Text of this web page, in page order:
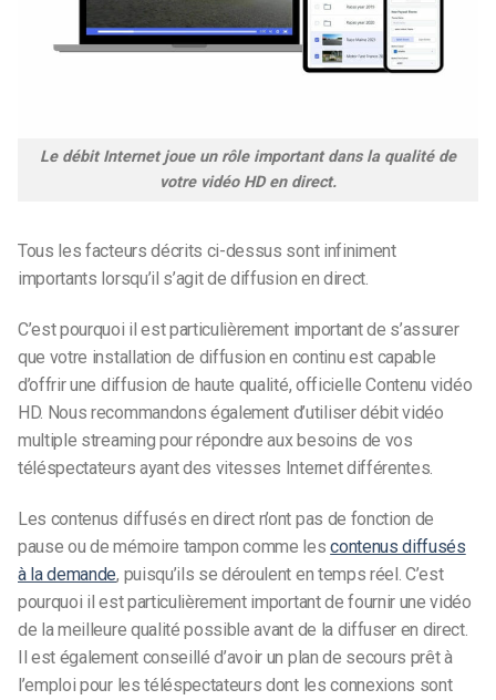
Le débit Internet joue un rôle important dans la qualité de
votre vidéo HD en direct.
Tous les facteurs décrits ci-dessus sont infiniment
importants lorsqu’il s’agit de diffusion en direct.
C’est pourquoi il est particulièrement important de s’assurer
que votre installation de diffusion en continu est capable
d’offrir une diffusion de haute qualité, officielleContenu vidéo
HD. Nous recommandons également d’utiliserdébit vidéo
multiple streaming pour répondre aux besoins de vos
téléspectateurs ayant des vitesses Internet différentes.
Les contenus diffusés en direct n’ont pas de fonction de
pause ou de mémoire tampon comme lescontenus diffusés
à la demande, puisqu’ils se déroulent en temps réel. C’est
pourquoi il est particulièrement important de fournir une vidéo
de la meilleure qualité possible avant de la diffuser en direct.
Il est également conseillé d’avoir un plan de secours prêt à
l’emploi pour les téléspectateurs dont les connexions sont